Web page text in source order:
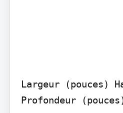
Largeur (pouces)
Profondeur